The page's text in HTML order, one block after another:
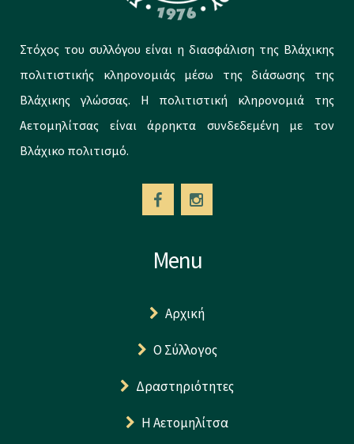
Στόχος του συλλόγου είναι η διασφάλιση της Βλάχικης
πολιτιστικής κληρονομιάς μέσω της διάσωσης της
Βλάχικης γλώσσας. Η πολιτιστική κληρονομιά της
Αετομηλίτσας είναι άρρηκτα συνδεδεμένη με τον
Βλάχικο πολιτισμό.
Menu
Αρχική
Ο Σύλλογος
Δραστηριότητες
Η Αετομηλίτσα